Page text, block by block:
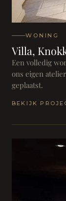
WONING
Villa,
Een volledig
ons eigen
geplaatst.
BEKIJK